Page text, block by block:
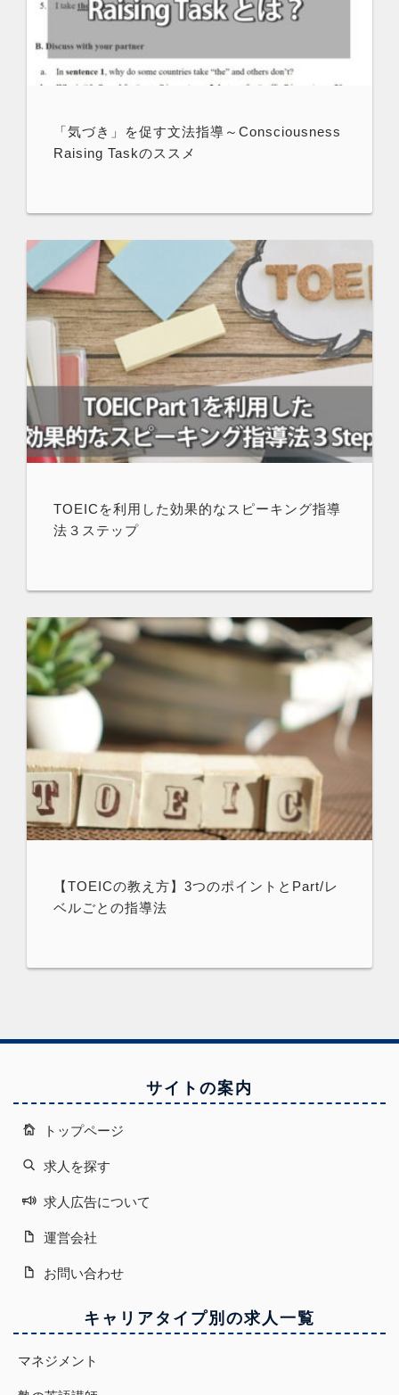
「気づき」を促す文法指導～Consciousness
Raising Taskのススメ
TOEICを利用した効果的なスピーキング指導
法３ステップ
【TOEICの教え方】3つのポイントとPart/レ
ベルごとの指導法
サイトの案内
トップページ
求人を探す
求人広告について
運営会社
お問い合わせ
キャリアタイプ別の求人一覧
マネジメント